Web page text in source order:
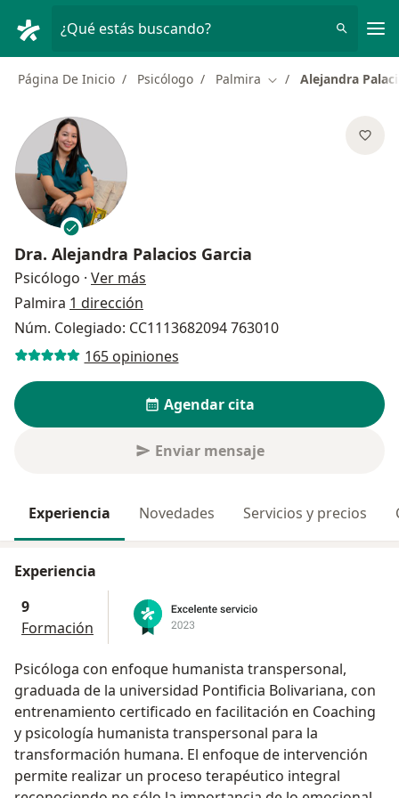
¿Qué estás buscando?
Página De Inicio Psicólogo Palmira Cambiar de ciudad
Alejandra
Dra. Alejandra Palacios Garcia
Psicólogo · Ver más
Palmira 1 dirección
Núm. Colegiado: CC1113682094 763010
165 opiniones
Agendar cita
Enviar mensaje
Experiencia Novedades Servicios y precios
Experiencia
9
Formación
Psicóloga con enfoque humanista transpersonal,
graduada de la universidad Pontificia Bolivariana, con
entrenamiento certificado en facilitación en Coaching
y psicología humanista transpersonal para la
transformación humana. El enfoque de intervención
permite realizar un proceso terapéutico integral